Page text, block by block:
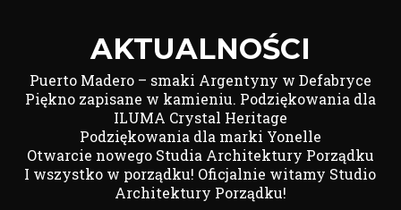
AKTUALNOŚCI
Puerto Madero – smaki Argentyny w Defabryce
Piękno zapisane w kamieniu. Podziękowania dla
ILUMA Crystal Heritage
Podziękowania dla marki Yonelle
Otwarcie nowego Studia Architektury Porządku
I wszystko w porządku! Oficjalnie witamy Studio
Architektury Porządku!